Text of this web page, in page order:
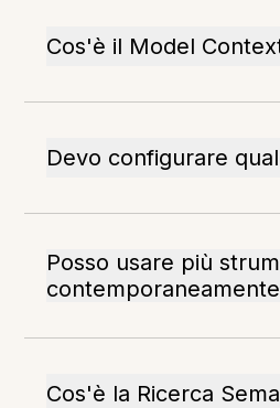
Cos'è il Model
Devo configurare
Posso usare più
Cos'è la Ricerca